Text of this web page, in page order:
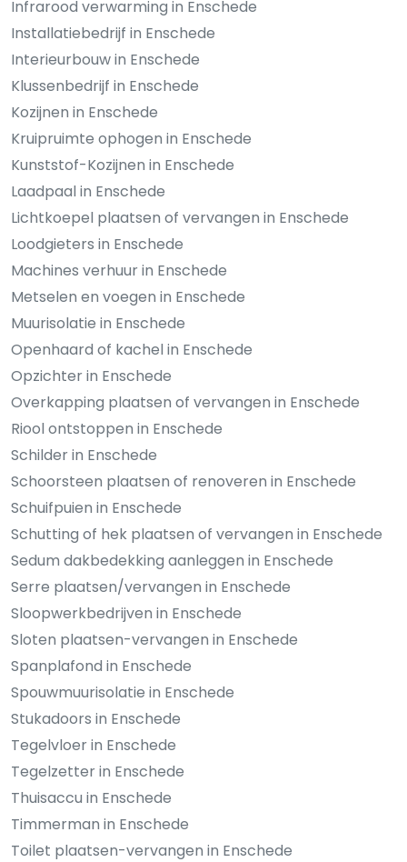
Infrarood verwarming in Enschede
Installatiebedrijf in Enschede
Interieurbouw in Enschede
Klussenbedrijf in Enschede
Kozijnen in Enschede
Kruipruimte ophogen in Enschede
Kunststof-Kozijnen in Enschede
Laadpaal in Enschede
Lichtkoepel plaatsen of vervangen in Enschede
Loodgieters in Enschede
Machines verhuur in Enschede
Metselen en voegen in Enschede
Muurisolatie in Enschede
Openhaard of kachel in Enschede
Opzichter in Enschede
Overkapping plaatsen of vervangen in Enschede
Riool ontstoppen in Enschede
Schilder in Enschede
Schoorsteen plaatsen of renoveren in Enschede
Schuifpuien in Enschede
Schutting of hek plaatsen of vervangen in Enschede
Sedum dakbedekking aanleggen in Enschede
Serre plaatsen/vervangen in Enschede
Sloopwerkbedrijven in Enschede
Sloten plaatsen-vervangen in Enschede
Spanplafond in Enschede
Spouwmuurisolatie in Enschede
Stukadoors in Enschede
Tegelvloer in Enschede
Tegelzetter in Enschede
Thuisaccu in Enschede
Timmerman in Enschede
Toilet plaatsen-vervangen in Enschede